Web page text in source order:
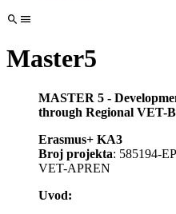
Master5
MASTER 5 -
through Regional VET-
Erasmus+ KA3
Broj projekta: 585194-
VET-APREN
Uvod: